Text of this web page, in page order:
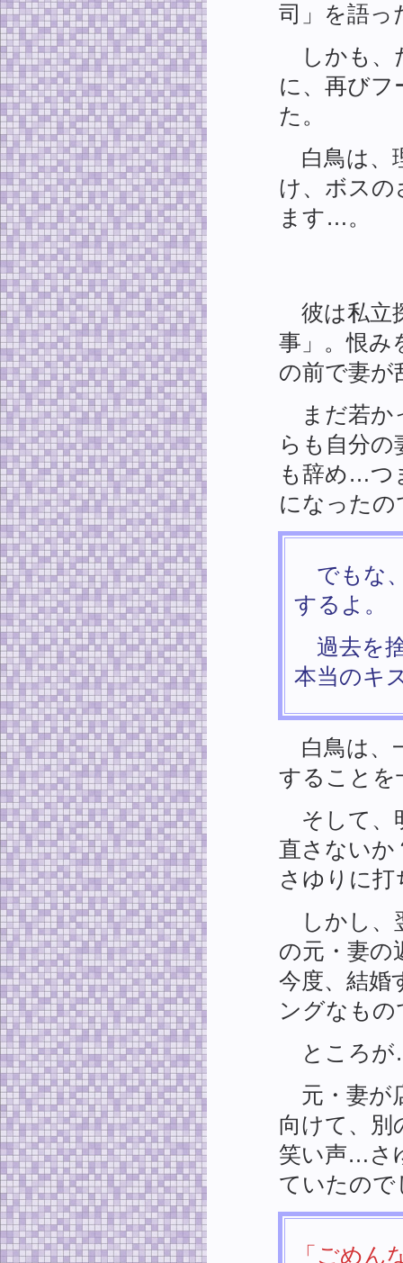
司」を語っ
しかも、
に、再びフ
た。
白鳥は、
け、ボスの
ます…。
彼は私立
事」。恨み
の前で妻が
まだ若か
らも自分
も辞め…つ
になったの
でもな
するよ。
過去を
本当のキ
白鳥は、
することを
そして、
直さないか
さゆりに打
しかし、
の元・妻の
今度、結婚
ングなもの
ところ
元・妻が
向けて、別
笑い声…さ
ていたので
「ごめん